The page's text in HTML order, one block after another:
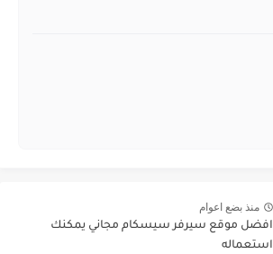
منذ بضع اعوام
افضل موقع سيرفر سيسكام مجاني يمكنك
استعماله